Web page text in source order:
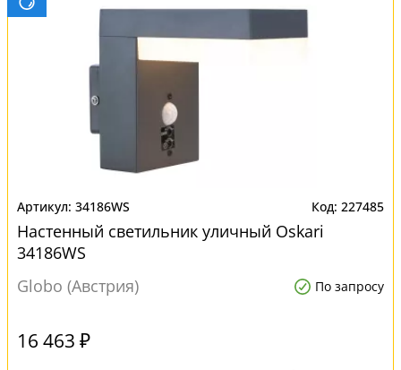
34186WS 227485
Настенный светильник уличный Oskari
34186WS
Globo (Австрия)
По запросу
16 463 ₽